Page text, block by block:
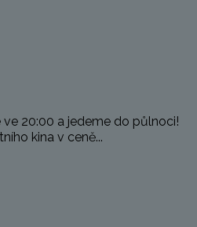
ve 20:00 a jedeme do půlnoci!
kina v ceně...